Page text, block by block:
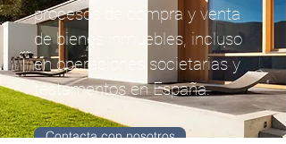
procesos de compra y venta
de bienes inmuebles, incluso
en operaciones societarias y
testamentos en España.
Contacta con nosotros